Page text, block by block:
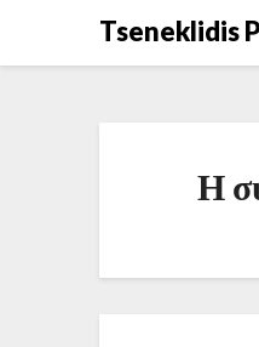
Tseneklidis
Η